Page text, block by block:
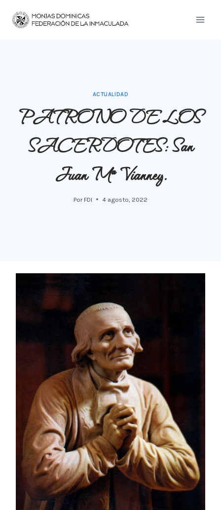
ACTUALIDAD
PATRONO DE LOS
SACERDOTES: San
Juan Mª Vianney.
Por FDI 4 agosto, 2022